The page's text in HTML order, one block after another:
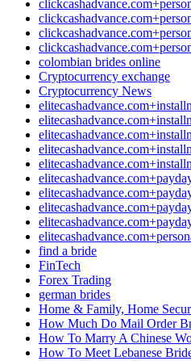
colombian brides online
Cryptocurrency exchange
Cryptocurrency News
find a bride
FinTech
Forex Trading
german brides
Home & Family, Home
How Much Do Mail Order
How To Marry A Chinese
How To Meet Lebanese